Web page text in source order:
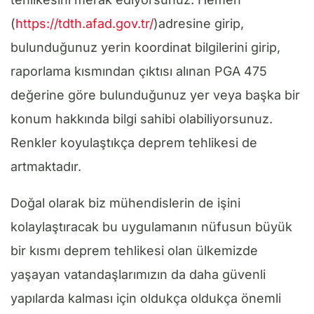
(https://tdth.afad.gov.tr/)adresine girip,
bulunduğunuz yerin koordinat bilgilerini girip,
raporlama kısmından çıktısı alınan PGA 475
değerine göre bulunduğunuz yer veya başka bir
konum hakkında bilgi sahibi olabiliyorsunuz.
Renkler koyulaştıkça deprem tehlikesi de
artmaktadır.
Doğal olarak biz mühendislerin de işini
kolaylaştıracak bu uygulamanın nüfusun büyük
bir kısmı deprem tehlikesi olan ülkemizde
yaşayan vatandaşlarımızın da daha güvenli
yapılarda kalması için oldukça oldukça önemli